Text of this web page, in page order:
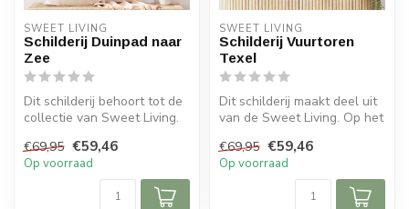
SWEET LIVING
Schilderij Duinpad naar
Zee
Dit schilderij behoort tot de
collectie van Sweet Living.
€69,95 €59,46
Op voorraad
SWEET LIVING
Schilderij Vuurtoren
Texel
Dit schilderij maakt deel uit
van de Sweet Living. Op het
€69,95 €59,46
Op voorraad